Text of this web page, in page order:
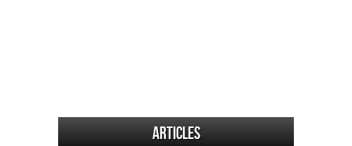
Articles